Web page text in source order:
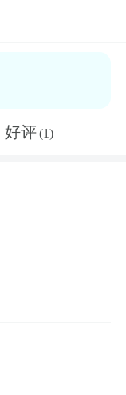
好评(1)